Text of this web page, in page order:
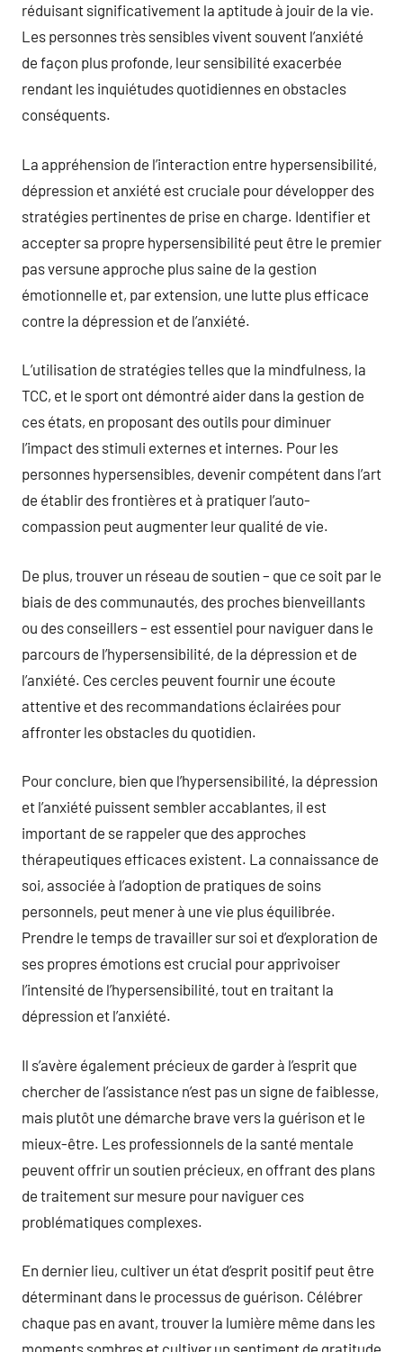
réduisant significativement la aptitude à jouir de la vie.
Les personnes très sensibles vivent souvent l’anxiété
de façon plus profonde, leur sensibilité exacerbée
rendant les inquiétudes quotidiennes en obstacles
conséquents.
La appréhension de l’interaction entre hypersensibilité,
dépression et anxiété est cruciale pour développer des
stratégies pertinentes de prise en charge. Identifier et
accepter sa propre hypersensibilité peut être le premier
pas versune approche plus saine de la gestion
émotionnelle et, par extension, une lutte plus efficace
contre la dépression et de l’anxiété.
L’utilisation de stratégies telles que la mindfulness, la
TCC, et le sport ont démontré aider dans la gestion de
ces états, en proposant des outils pour diminuer
l’impact des stimuli externes et internes. Pour les
personnes hypersensibles, devenir compétent dans l’art
de établir des frontières et à pratiquer l’auto-
compassion peut augmenter leur qualité de vie.
De plus, trouver un réseau de soutien – que ce soit par le
biais de des communautés, des proches bienveillants
ou des conseillers – est essentiel pour naviguer dans le
parcours de l’hypersensibilité, de la dépression et de
l’anxiété. Ces cercles peuvent fournir une écoute
attentive et des recommandations éclairées pour
affronter les obstacles du quotidien.
Pour conclure, bien que l’hypersensibilité, la dépression
et l’anxiété puissent sembler accablantes, il est
important de se rappeler que des approches
thérapeutiques efficaces existent. La connaissance de
soi, associée à l’adoption de pratiques de soins
personnels, peut mener à une vie plus équilibrée.
Prendre le temps de travailler sur soi et d’exploration de
ses propres émotions est crucial pour apprivoiser
l’intensité de l’hypersensibilité, tout en traitant la
dépression et l’anxiété.
Il s’avère également précieux de garder à l’esprit que
chercher de l’assistance n’est pas un signe de faiblesse,
mais plutôt une démarche brave vers la guérison et le
mieux-être. Les professionnels de la santé mentale
peuvent offrir un soutien précieux, en offrant des plans
de traitement sur mesure pour naviguer ces
problématiques complexes.
En dernier lieu, cultiver un état d’esprit positif peut être
déterminant dans le processus de guérison. Célébrer
chaque pas en avant, trouver la lumière même dans les
moments sombres et cultiver un sentiment de gratitude